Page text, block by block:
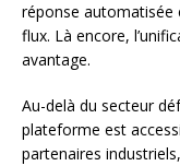
réponse automatisée
flux. Là encore,
avantage.
Au-delà du secteur
plateforme est
partenaires